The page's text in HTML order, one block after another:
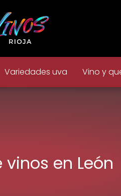
Variedades uva Vino y
en León